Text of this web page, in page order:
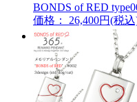
BONDS of RED
価格： 26,400円(税